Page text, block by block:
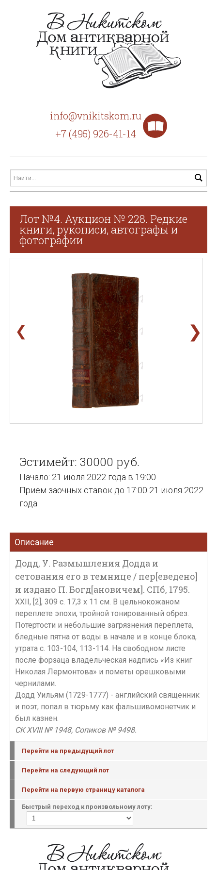
info@vnikitskom.ru
+7 (495) 926-41-14
Лот №4. Аукцион № 228. Редкие
книги, рукописи, автографы и
фотографии
❮ ❯
Эстимейт: 30000 руб.
Начало: 21 июля 2022 года в 19:00
Прием заочных ставок до 17:00 21 июля 2022
года
Описание
Додд, У. Размышления Додда и
сетования его в темнице / пер[еведено]
и издано П. Богд[ановичем]. СПб, 1795.
XXII, [2], 309 с. 17,3 х 11 см. В цельнокожаном
переплете эпохи, тройной тонированный обрез.
Потертости и небольшие загрязнения переплета,
бледные пятна от воды в начале и в конце блока,
утрата с. 103-104, 113-114. На свободном листе
после форзаца владельческая надпись «Из книг
Николая Лермонтова» и пометы орешковыми
чернилами.
Додд Уильям (1729-1777) - английский священник
и поэт, попал в тюрьму как фальшивомонетчик и
был казнен.
СК XVIII № 1948, Сопиков № 9498.
Перейти на предыдущий лот
Перейти на следующий лот
Перейти на первую страницу каталога
Быстрый переход к произвольному лоту: